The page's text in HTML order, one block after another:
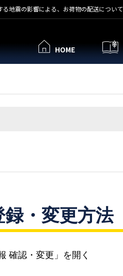
る地震の影響による、お荷物の配送について
HOME
・変更方法
確認・変更」を開く